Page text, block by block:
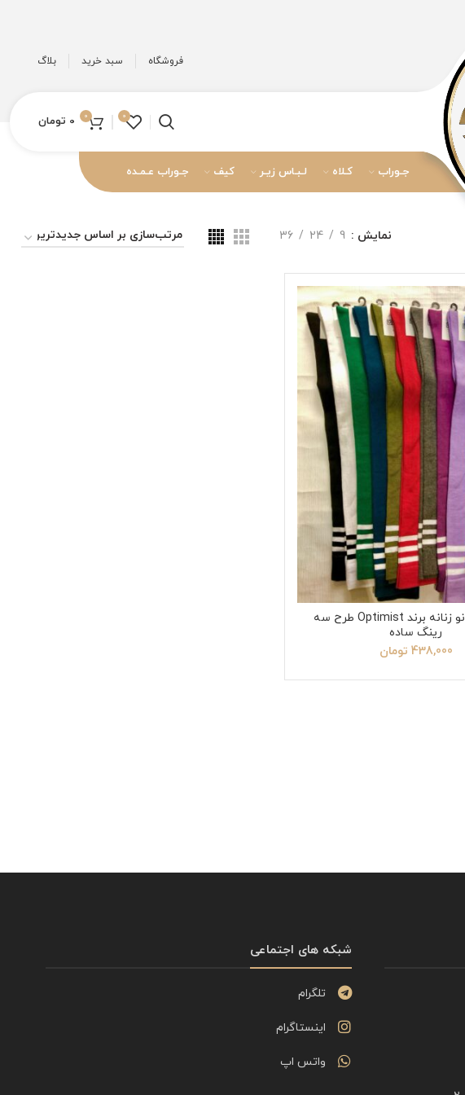
فروشگاه سبد خرید بلاگ
0
0
0 تومان
جـوراب کـلاه لـبـاس زیـر کیف جـوراب عـمـده
نمایش 9
24
36
جوراب بالازانو زنانه برند Optimist طرح سه
رینگ ساده
438,000 تومان
شبکه های اجتماعی
تلگرام
اینستاگرام
واتس اپ